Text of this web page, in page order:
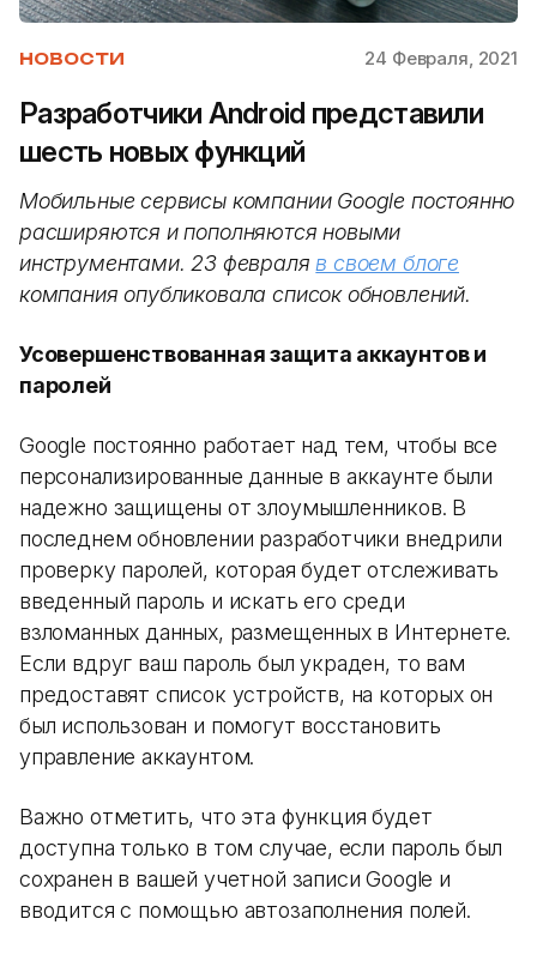
НОВОСТИ 24 Февраля, 2021
Разработчики Android представили
шесть новых функций
Мобильные сервисы компании Google постоянно
расширяются и пополняются новыми
инструментами. 23 февраляв своем блоге
компания опубликовала список обновлений.
Усовершенствованная защита аккаунтов и
паролей
Google постоянно работает над тем, чтобы все
персонализированные данные в аккаунте были
надежно защищены от злоумышленников. В
последнем обновлении разработчики внедрили
проверку паролей, которая будет отслеживать
введенный пароль и искать его среди
взломанных данных, размещенных в Интернете.
Если вдруг ваш пароль был украден, то вам
предоставят список устройств, на которых он
был использован и помогут восстановить
управление аккаунтом.
Важно отметить, что эта функция будет
доступна только в том случае, если пароль был
сохранен в вашей учетной записи Google и
вводится с помощью автозаполнения полей.